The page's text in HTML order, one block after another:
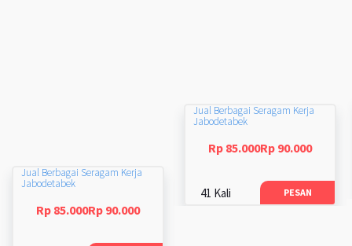
Jual Berbagai Seragam Kerja
Jabodetabek
Rp 85.000Rp 90.000
41 Kali PESAN
Jual Berbagai Seragam Kerja
Jabodetabek
Rp 85.000Rp 90.000